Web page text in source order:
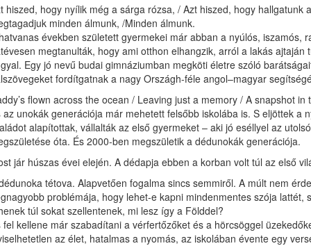
hiszed, hogy nyílik még a sárga rózsa, / Azt hiszed, hogy
minden álmunk, /Minden álmunk.
években született gyermekei már abban a nyúlós,
megtanulták, hogy ami otthon elhangzik, arról a lakás
Egy jó nevű budai gimnáziumban megköti életre szóló
fordítgatnak a nagy Országh-féle angol–magyar
flown across the ocean / Leaving just a memory / A snapshot
az unokák generációja már mehetett felsőbb iskolába is. S eljöttek
alapítottak, vállalták az első gyermeket – aki jó eséllyel az
óta. És 2000-ben megszületik a dédunokák generációja.
jár húszas évei elején. A dédapja ebben a korban volt túl az első
tétova. Alapvetően fogalma sincs semmiről. A múlt nem
problémája, hogy lehet-e kapni mindenmentes szója
túl sokat szellentenek, mi lesz így a Földdel?
fel kellene már szabadítani a vérfertőzőket és a hörcsöggel
az élet, hatalmas a nyomás, az iskolában évente egy